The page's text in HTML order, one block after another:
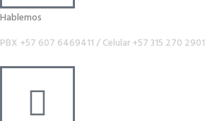
Hablemos
PBX +57 607 6469411 /Celular +57 315 270 2901